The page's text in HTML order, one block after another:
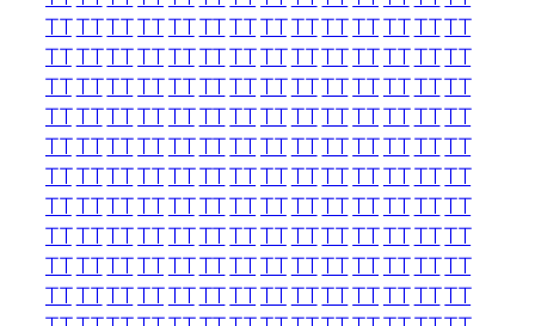
TTTTTTTTTTTTTTTTTTTTTTTTTTTT
TTTTTTTTTTTTTTTTTTTTTTTTTTTT
TTTTTTTTTTTTTTTTTTTTTTTTTTTT
TTTTTTTTTTTTTTTTTTTTTTTTTTTT
TTTTTTTTTTTTTTTTTTTTTTTTTTTT
TTTTTTTTTTTTTTTTTTTTTTTTTTTT
TTTTTTTTTTTTTTTTTTTTTTTTTTTT
TTTTTTTTTTTTTTTTTTTTTTTTTTTT
TTTTTTTTTTTTTTTTTTTTTTTTTTTT
TTTTTTTTTTTTTTTTTTTTTTTTTTTT